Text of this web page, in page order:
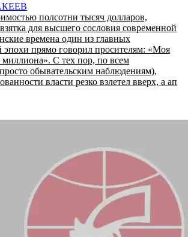
полсотни тысяч долларов,
для высшего сословия современной
времена один из главных
эпохи прямо говорил просителям: «Моя
миллиона». С тех пор, по всем
обывательским наблюдениям),
власти резко взлетел вверх, а ап